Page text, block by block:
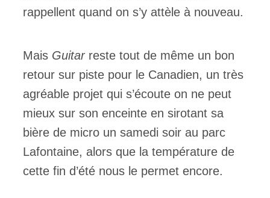
rappellent quand on s’y attèle à nouveau.
Mais Guitarreste tout de même un bon
retour sur piste pour le Canadien, un très
agréable projet qui s’écoute on ne peut
mieux sur son enceinte en sirotant sa
bière de micro un samedi soir au parc
Lafontaine, alors que la température de
cette fin d’été nous le permet encore.